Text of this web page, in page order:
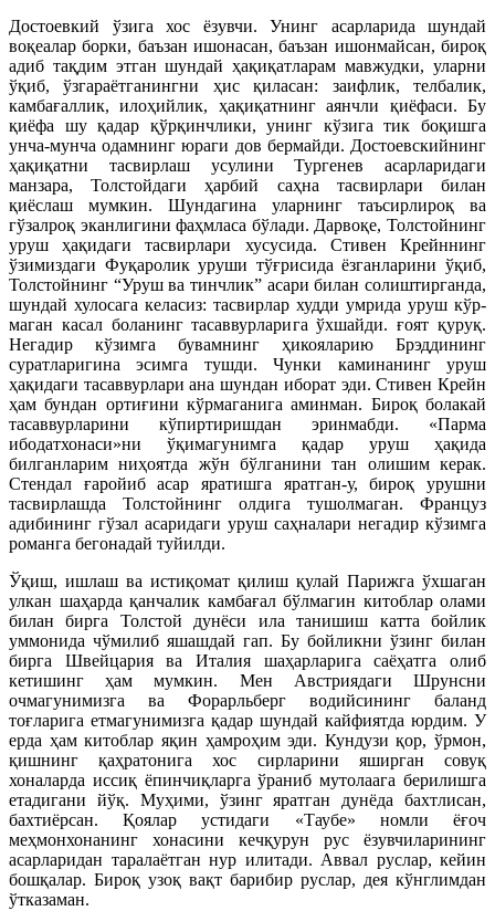
Достоевкий ўзига хос ёзувчи. Унинг асарларида шундай
воқеалар борки, баъзан ишонасан, баъзан ишонмайсан, бироқ
адиб тақдим этган шундай ҳақиқатларам мавжудки, уларни
ўқиб, ўзгараётганингни ҳис қиласан: заифлик, телбалик,
камбағаллик, илоҳийлик, ҳақиқатнинг аянчли қиё­фаси. Бу
қиёфа шу қадар қўр­қинчлики, унинг кўзига тик боқишга
унча-мунча одамнинг юраги дов бермайди. Достоевскийнинг
ҳақиқатни тасвирлаш усулини Тургенев асарларидаги
манзара, Толстойдаги ҳарбий саҳна тасвирлари билан
қиёслаш мумкин. Шундагина уларнинг таъсирлироқ ва
гўзалроқ эканлигини фаҳмласа бўлади. Дарвоқе, Толс­тойнинг
уруш ҳақидаги тасвирлари хусусида. Стивен Крейннинг
ўзимиздаги Фуқаролик уруши тўғрисида ёзганларини ўқиб,
Толстойнинг “Уруш ва тинчлик” асари билан солиштирганда,
шундай хулосага келасиз: тасвирлар худди умрида уруш кўр­
маган касал боланинг тасаввурларига ўхшайди. ғоят қуруқ.
Негадир кўзимга бувамнинг ҳикояларию Брэддининг
суратларигина эсимга тушди. Чунки каминанинг уруш
ҳақидаги тасаввурлари ана шундан иборат эди. Стивен Крейн
ҳам бундан ортиғини кўрмаганига аминман. Бироқ болакай
тасаввурларини кўпиртиришдан эринмабди. «Пар­ма
ибодатхонаси»ни ўқимагунимга қа­дар уруш ҳақида
билганларим ниҳоятда жўн бўлганини тан олишим керак.
Стендал ғаро­йиб асар яратишга яратган-у, бироқ урушни
тасвирлашда Толс­той­нинг олдига тушолмаган. Француз
адибининг гўзал асаридаги уруш саҳналари негадир кўзимга
романга бегонадай туйилди.
Ўқиш, ишлаш ва истиқомат қилиш қулай Парижга ўхшаган
улкан шаҳарда қанчалик камбағал бўлмагин китоблар олами
билан бирга Толстой дунёси ила танишиш катта бойлик
уммонида чўмилиб яшашдай гап. Бу бойликни ўзинг билан
бирга Швейцария ва Италия шаҳарларига саёҳатга олиб
кетишинг ҳам мумкин. Мен Австриядаги Шрунс­ни
очмагунимизга ва Форарльберг водийсининг баланд
тоғларига етмагунимизга қадар шундай кайфиятда юрдим. У
ерда ҳам китоблар яқин ҳамроҳим эди. Кундузи қор, ўрмон,
қишнинг қаҳратонига хос сирларини яширган совуқ
хоналарда иссиқ ёпинчиқларга ўраниб мутолаага берилишга
етадигани йўқ. Муҳими, ўзинг яратган дунёда бахтлисан,
бахтиёрсан. Қоялар устидаги «Таубе» номли ёғоч
меҳмонхонанинг хонасини кечқурун рус ёзувчиларининг
асарларидан таралаётган нур илитади. Аввал руслар, кейин
бошқалар. Бироқ узоқ вақт барибир руслар, дея кўнглимдан
ўтказаман.